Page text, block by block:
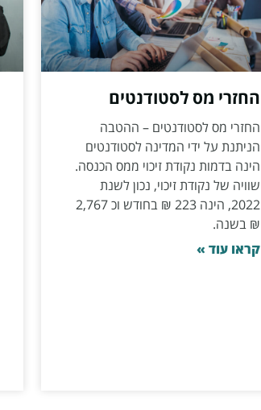
החזרי מס לסטודנטים
החזרי מס לסטודנטים – ההטבה
הניתנת על ידי המדינה לסטודנטים
הינה בדמות נקודת זיכוי ממס הכנסה.
שוויה של נקודת זיכוי, נכון לשנת
2022, הינה 223 ₪ בחודש וכ 2,767
₪ בשנה.
קראו עוד »